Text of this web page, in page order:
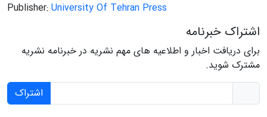
Publisher: University Of Tehran Press
اشتراک خبرنامه
برای دریافت اخبار و اطلاعیه های مهم نشریه در خبرنامه نشریه
مشترک شوید.
اشتراک